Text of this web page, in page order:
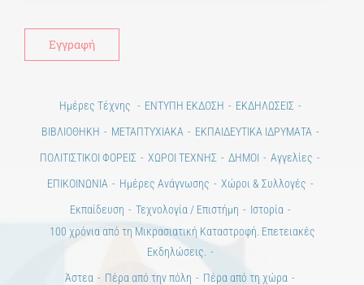
Ημέρες Τέχνης ΕΝΤΥΠΗ ΕΚΔΟΣΗ
ΕΚΔΗΛΩΣΕΙΣ
ΒΙΒΛΙΟΘΗΚΗ
ΜΕΤΑΠΤΥΧΙΑΚΑ
ΕΚΠΑΙΔΕΥΤΙΚΑ ΙΔΡΥΜΑΤΑ
ΠΟΛΙΤΙΣΤΙΚΟΙ ΦΟΡΕΙΣ
ΧΩΡΟΙ ΤΕΧΝΗΣ ΔΗΜΟΙ
Αγγελίες
ΕΠΙΚΟΙΝΩΝΙΑ
Ημέρες Ανάγνωσης
Χώροι & Συλλογές
Εκπαίδευση
Τεχνολογία / Επιστήμη
Ιστορία
100 χρόνια από τη Μικρασιατική Καταστροφή. Επετειακές
Εκδηλώσεις.
Άστεα
Πέρα από την πόλη
Πέρα από τη χώρα